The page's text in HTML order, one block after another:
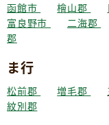
函館市 檜山郡
富良野市
二海郡
郡
ま行
松前郡 増毛郡
紋別郡